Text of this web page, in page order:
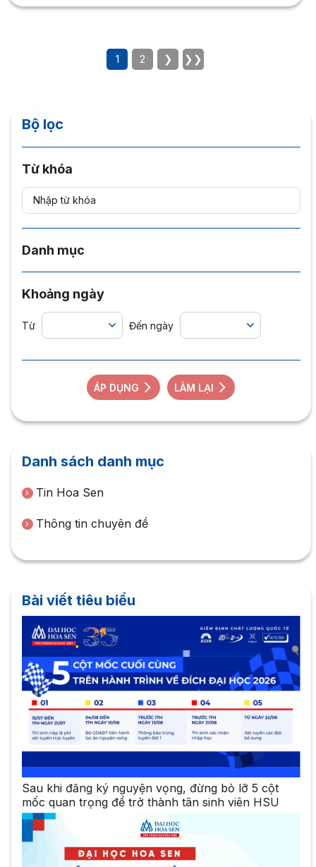
đặc biệt trong các lĩnh vực...
1 2 ❯ ❯❯
Bộ lọc
Từ khóa
Danh mục
Khoảng ngày
Từ Đến ngày
ÁP DỤNG LÀM LẠI
Danh sách danh mục
Tin Hoa Sen
Thông tin chuyên đề
Bài viết tiêu biểu
Sau khi đăng ký nguyện vọng, đừng bỏ lỡ 5 cột
mốc quan trọng để trở thành tân sinh viên HSU